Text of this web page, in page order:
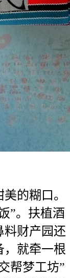
的糊口。
”。扶植酒
料财产园还
，就牵一根
帮梦工坊”